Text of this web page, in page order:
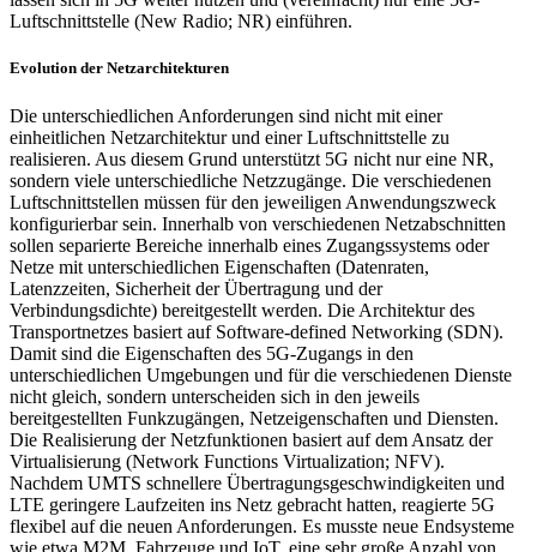
Luftschnittstelle (New Radio; NR) einführen.
Evolution der Netzarchitekturen
Die unterschiedlichen Anforderungen sind nicht mit einer
einheitlichen Netzarchitektur und einer Luftschnittstelle zu
realisieren. Aus diesem Grund unterstützt 5G nicht nur eine NR,
sondern viele unterschiedliche Netzzugänge. Die verschiedenen
Luftschnittstellen müssen für den jeweiligen Anwendungszweck
konfigurierbar sein. Innerhalb von verschiedenen Netzabschnitten
sollen separierte Bereiche innerhalb eines Zugangssystems oder
Netze mit unterschiedlichen Eigenschaften (Datenraten,
Latenzzeiten, Sicherheit der Übertragung und der
Verbindungsdichte) bereitgestellt werden. Die Architektur des
Transportnetzes basiert auf Software-defined Networking (SDN).
Damit sind die Eigenschaften des 5G-Zugangs in den
unterschiedlichen Umgebungen und für die verschiedenen Dienste
nicht gleich, sondern unterscheiden sich in den jeweils
bereitgestellten Funkzugängen, Netzeigenschaften und Diensten.
Die Realisierung der Netzfunktionen basiert auf dem Ansatz der
Virtualisierung (Network Functions Virtualization; NFV).
Nachdem UMTS schnellere Übertragungsgeschwindigkeiten und
LTE geringere Laufzeiten ins Netz gebracht hatten, reagierte 5G
flexibel auf die neuen Anforderungen. Es musste neue Endsysteme
wie etwa M2M, Fahrzeuge und IoT, eine sehr große Anzahl von